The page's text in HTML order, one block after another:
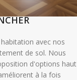
avec nos
de sol. Nous
d'options haut
à la fois